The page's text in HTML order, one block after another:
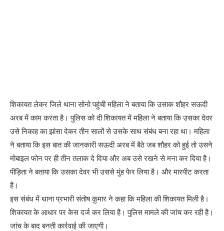
शिकायत लेकर जिले थाना सोनो पहुंची महिला ने बताया कि उसाक शौहर सऊदी
अरब में काम करता है। पुलिस को दी शिकायत में महिला ने बताया कि उसका देवर
उसे निकाह का झांसा देकर तीन सालों से उसके साथ संबंध बना रहा था। महिला
ने बताया कि इस बात की जानकारी सऊदी अरब में बैठे जब शौहर को हुई तो उसने
मोबाइल फोन पर ही तीन तलाक दे दिया और अब उसे रखने से मना कर दिया है।
पीड़िता ने बताया कि उसका देवर भी उससे मुंह फेर लिया है। और मारपीट करता
है।
इस संबंध में थाना प्रभारी संतोष कुमार ने कहा कि महिला की शिकायत मिली है।
शिकायत के आधार पर केस दर्ज कर लिया है। पुलिस मामले की जांच कर रही है।
जांच के बाद बनती कार्रवाई की जाएगी।